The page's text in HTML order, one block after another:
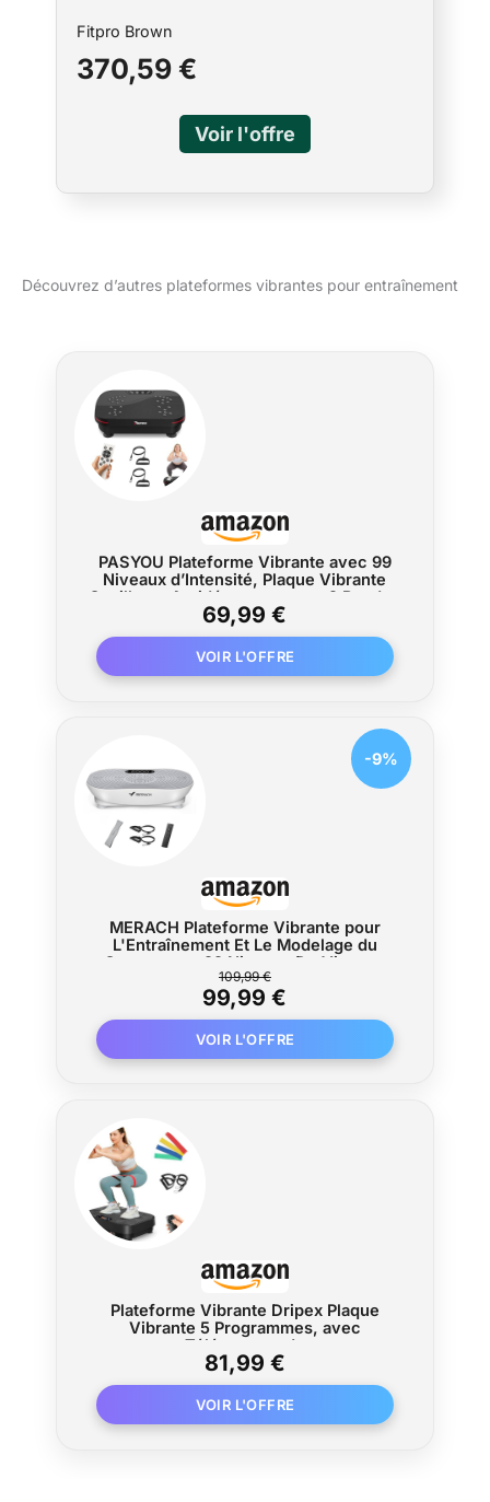
Fitpro Brown
370,59 €
Découvrez d’autres plateformes vibrantes pour entraînement
PASYOU Plateforme Vibrante avec 99
Niveaux d’Intensité, Plaque Vibrante
Oscillante Antidérapante avec 2 Bandes
de Résistance et Télécommande,
Machine de Fitness pour Entraînement
du Corps Entier
69,99 €
MERACH Plateforme Vibrante pour
L'Entraînement Et Le Modelage du
Corps, avec 99 Niveaux De Vitesse,
Haut-Parleur Bluetooth Intégré, Écran
Tactile LED Et Cordons De Traction
Élastiques (Blanc)
109,99 €
99,99 €
-9%
Plateforme Vibrante Dripex Plaque
Vibrante 5 Programmes, avec
Télécommande
81,99 €